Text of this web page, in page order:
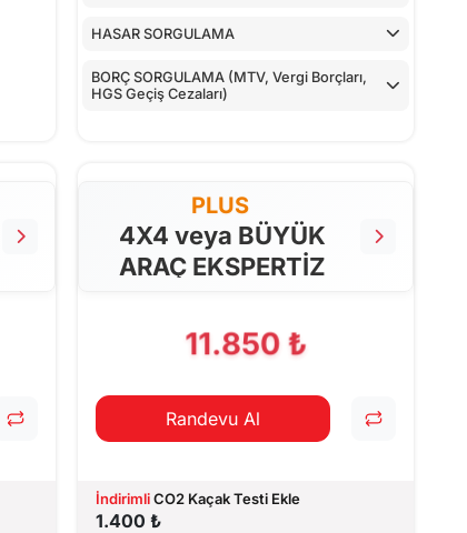
HASAR SORGULAMA
BORÇ SORGULAMA (MTV, Vergi Borçları,
HGS Geçiş Cezaları)
PLUS
4X4 veya BÜYÜK
ARAÇ EKSPERTİZ
11.850 ₺
Randevu Al
İndirimliCO2 Kaçak Testi Ekle
1.400 ₺